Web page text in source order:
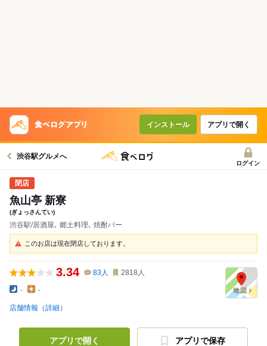
インストール アプリで開く
渋谷駅グルメへ
ログイン
魚山亭 新寮
(ぎょっさんてい)
渋谷駅/居酒屋､ 郷土料理､ 焼酎バー
このお店は現在閉店しております。
3.34 83人 2818 人
- -
店舗情報（詳細）
アプリで開く アプリで保存